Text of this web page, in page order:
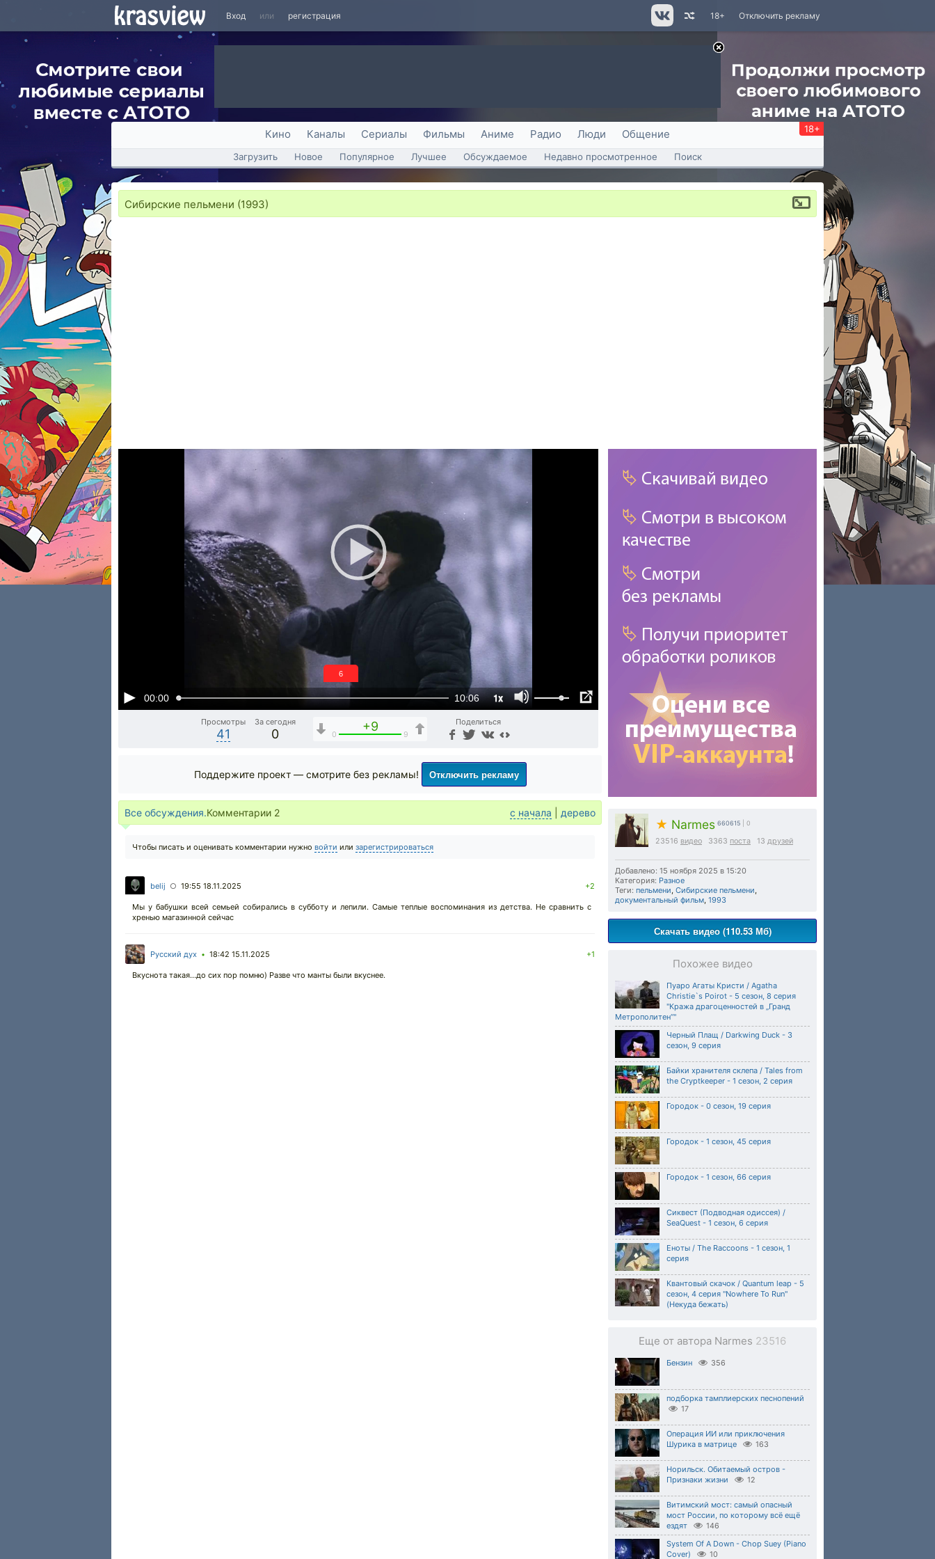
Вход или регистрация Отключить рекламу
18+
Кино Каналы Сериалы Фильмы Аниме Радио Люди Общение 18+
Загрузить Новое Популярное Лучшее Обсуждаемое Недавно просмотренное Поиск
Сибирские пельмени (1993)
00:00 10:06 1x
6
Просмотры
41
За сегодня
0
+9
0 9
Поделиться
★ Narmes 660615 | 0
23516 видео 3363 поста 13 друзей
Добавлено: 15 ноября 2025 в 15:20
Категория: Разное
Теги: пельмени, Сибирские пельмени,
документальный фильм, 1993
Скачать видео (110.53 Мб)
Похожее видео
Пуаро Агаты Кристи / Agatha
Christie`s Poirot - 5 сезон, 8 серия
"Кража драгоценностей в „Гранд
Метрополитен“"
Черный Плащ / Darkwing Duck - 3
сезон, 9 серия
Байки хранителя склепа / Tales from
the Cryptkeeper - 1 сезон, 2 серия
Городок - 0 сезон, 19 серия
Городок - 1 сезон, 45 серия
Городок - 1 сезон, 66 серия
Сиквест (Подводная одиссея) /
SeaQuest - 1 сезон, 6 серия
Еноты / The Raccoons - 1 сезон, 1
серия
Квантовый скачок / Quantum leap - 5
сезон, 4 серия "Nowhere To Run"
(Некуда бежать)
Еще от автора Narmes 23516
Бензин 356
подборка тамплиерских песнопений
17
Операция ИИ или приключения
Шурика в матрице
163
Норильск. Обитаемый остров -
Признаки жизни
12
Витимский мост: самый опасный
мост России, по которому всё ещё
ездят
146
System Of A Down - Chop Suey (Piano
Cover)
10
Поддержите проект — смотрите без рекламы! Отключить рекламу
Все обсуждения.Комментарии 2 с начала дерево
Чтобы писать и оценивать комментарии нужно войти или зарегистрироваться
belij ○ 19:55 18.11.2025 +2
Мы у бабушки всей семьей собирались в субботу и лепили. Самые теплые воспоминания из детства. Не сравнить с
хренью магазинной сейчас
Русский дух • 18:42 15.11.2025 +1
Вкуснота такая...до сих пор помню) Разве что манты были вкуснее.